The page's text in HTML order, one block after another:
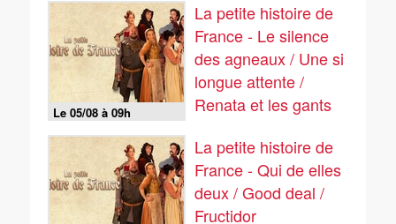
Le 05/08 à 09h
La petite histoire de
France - Le silence
des agneaux / Une si
longue attente /
Renata et les gants
La petite histoire de
France - Qui de elles
deux / Good deal /
Fructidor